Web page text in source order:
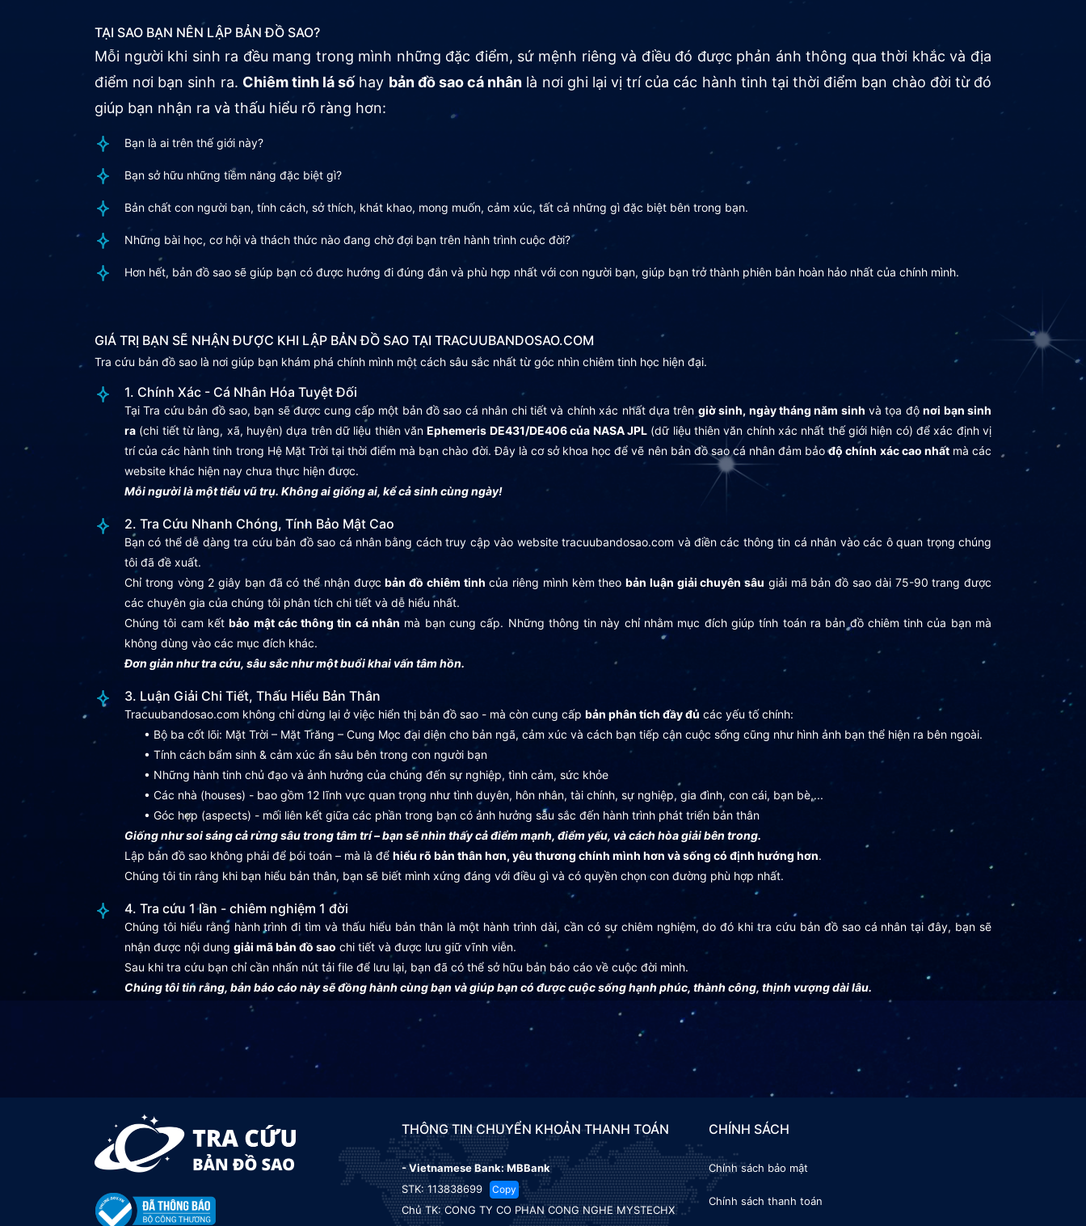
TẠI SAO BẠN NÊN LẬP BẢN ĐỒ SAO?
Mỗi người khi sinh ra đều mang trong mình những đặc điểm, sứ mệnh riêng và điều đó được phản ánh thông qua thời khắc và địa
điểm nơi bạn sinh ra. Chiêm tinh lá số hay bản đồ sao cá nhân là nơi ghi lại vị trí của các hành tinh tại thời điểm bạn chào đời từ đó
giúp bạn nhận ra và thấu hiểu rõ ràng hơn:
Bạn là ai trên thế giới này?
Bạn sở hữu những tiềm năng đặc biệt gì?
Bản chất con người bạn, tính cách, sở thích, khát khao, mong muốn, cảm xúc, tất cả những gì đặc biệt bên trong bạn.
Những bài học, cơ hội và thách thức nào đang chờ đợi bạn trên hành trình cuộc đời?
Hơn hết, bản đồ sao sẽ giúp bạn có được hướng đi đúng đắn và phù hợp nhất với con người bạn, giúp bạn trở thành phiên bản hoàn hảo nhất của chính mình.
GIÁ TRỊ BẠN SẼ NHẬN ĐƯỢC KHI LẬP BẢN ĐỒ SAO TẠI TRACUUBANDOSAO.COM
Tra cứu bản đồ sao là nơi giúp bạn khám phá chính mình một cách sâu sắc nhất từ góc nhìn chiêm tinh học hiện đại.
1. Chính Xác - Cá Nhân Hóa Tuyệt Đối
Tại Tra cứu bản đồ sao, bạn sẽ được cung cấp một bản đồ sao cá nhân chi tiết và chính xác nhất dựa trên giờ sinh, ngày tháng năm sinh và tọa độnơi bạn sinh
ra (chi tiết từ làng, xã, huyện) dựa trên dữ liệu thiên vănEphemeris DE431/DE406 của NASA JPL(dữ liệu thiên văn chính xác nhất thế giới hiện có) để xác định vị
trí của các hành tinh trong Hệ Mặt Trời tại thời điểm mà bạn chào đời. Đây là cơ sở khoa học để vẽ nên bản đồ sao cá nhân đảm bảođộ chính xác cao nhấtmà các
website khác hiện nay chưa thực hiện được.
Mỗi người là một tiểu vũ trụ. Không ai giống ai, kể cả sinh cùng ngày!
2. Tra Cứu Nhanh Chóng, Tính Bảo Mật Cao
Bạn có thể dễ dàng tra cứu bản đồ sao cá nhân bằng cách truy cập vào website tracuubandosao.com và điền các thông tin cá nhân vào các ô quan trọng chúng
tôi đã đề xuất.
Chỉ trong vòng 2 giây bạn đã có thể nhận đượcbản đồ chiêm tinh của riêng mình kèm theobản luận giải chuyên sâu giải mã bản đồ sao dài 75-90 trang được
các chuyên gia của chúng tôi phân tích chi tiết và dễ hiểu nhất.
Chúng tôi cam kếtbảo mật các thông tin cá nhân mà bạn cung cấp. Những thông tin này chỉ nhằm mục đích giúp tính toán ra bản đồ chiêm tinh của bạn mà
không dùng vào các mục đích khác.
Đơn giản như tra cứu, sâu sắc như một buổi khai vấn tâm hồn.
3. Luận Giải Chi Tiết, Thấu Hiểu Bản Thân
Tracuubandosao.com không chỉ dừng lại ở việc hiển thị bản đồ sao - mà còn cung cấp bản phân tích đầy đủ các yếu tố chính:
• Bộ ba cốt lõi: Mặt Trời – Mặt Trăng – Cung Mọc đại diện cho bản ngã, cảm xúc và cách bạn tiếp cận cuộc sống cũng như hình ảnh bạn thể hiện ra bên ngoài.
• Tính cách bẩm sinh & cảm xúc ẩn sâu bên trong con người bạn
• Những hành tinh chủ đạo và ảnh hưởng của chúng đến sự nghiệp, tình cảm, sức khỏe
• Các nhà (houses) - bao gồm 12 lĩnh vực quan trọng như tình duyên, hôn nhân, tài chính, sự nghiệp, gia đình, con cái, bạn bè,...
• Góc hợp (aspects) - mối liên kết giữa các phần trong bạn có ảnh hưởng sâu sắc đến hành trình phát triển bản thân
Giống như soi sáng cả rừng sâu trong tâm trí – bạn sẽ nhìn thấy cả điểm mạnh, điểm yếu, và cách hòa giải bên trong.
Lập bản đồ sao không phải để bói toán – mà là để hiểu rõ bản thân hơn, yêu thương chính mình hơn và sống có định hướng hơn.
Chúng tôi tin rằng khi bạn hiểu bản thân, bạn sẽ biết mình xứng đáng với điều gì và có quyền chọn con đường phù hợp nhất.
4. Tra cứu 1 lần - chiêm nghiệm 1 đời
Chúng tôi hiểu rằng hành trình đi tìm và thấu hiểu bản thân là một hành trình dài, cần có sự chiêm nghiệm, do đó khi tra cứu bản đồ sao cá nhân tại đây, bạn sẽ
nhận được nội dung giải mã bản đồ sao chi tiết và được lưu giữ vĩnh viễn.
Sau khi tra cứu bạn chỉ cần nhấn nút tải file để lưu lại, bạn đã có thể sở hữu bản báo cáo về cuộc đời mình.
Chúng tôi tin rằng, bản báo cáo này sẽ đồng hành cùng bạn và giúp bạn có được cuộc sống hạnh phúc, thành công, thịnh vượng dài lâu.
THÔNG TIN CHUYỂN KHOẢN THANH TOÁN
- Vietnamese Bank: MBBank
STK:113838699 Copy
Chủ TK: CONG TY CO PHAN CONG NGHE MYSTECHX
CHÍNH SÁCH
Chính sách bảo mật
Chính sách thanh toán